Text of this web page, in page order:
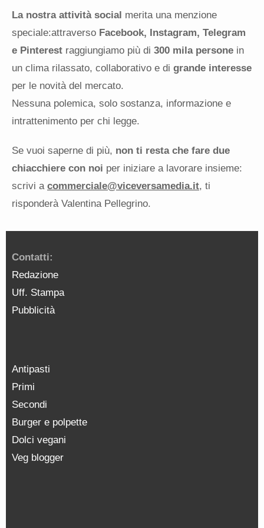
La nostra attività social merita una menzione
speciale:attraverso Facebook, Instagram, Telegram
e Pinterest raggiungiamo più di 300 mila persone in
un clima rilassato, collaborativo e di grande interesse
per le novità del mercato.
Nessuna polemica, solo sostanza, informazione e
intrattenimento per chi legge.
Se vuoi saperne di più, non ti resta che fare due
chiacchiere con noi per iniziare a lavorare insieme:
scrivi a commerciale@viceversamedia.it, ti
risponderà Valentina Pellegrino.
Contatti:
Redazione
Uff. Stampa
Pubblicità
Antipasti
Primi
Secondi
Burger e polpette
Dolci vegani
Veg blogger